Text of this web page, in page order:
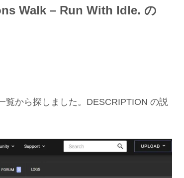
Walk – Run With Idle. の
覧から探しました。DESCRIPTION の説